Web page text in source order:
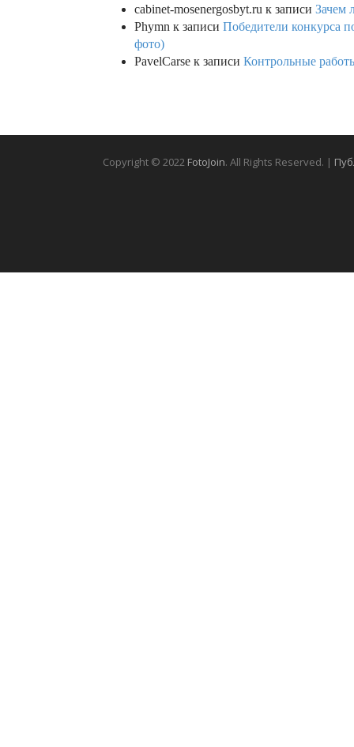
cabinet-mosenergosbyt.ru к записи Зачем
Phymn к записи Победители конкурса
фото)
PavelCarse к записи Контрольные
Copyright © 2022 FotoJoin. All Rights Reserved. |